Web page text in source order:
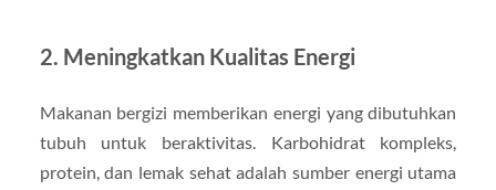
2. Meningkatkan Kualitas Energi
Makanan bergizi memberikan energi yang dibutuhkan
tubuh untuk beraktivitas. Karbohidrat kompleks,
protein, dan lemak sehat adalah sumber energi utama